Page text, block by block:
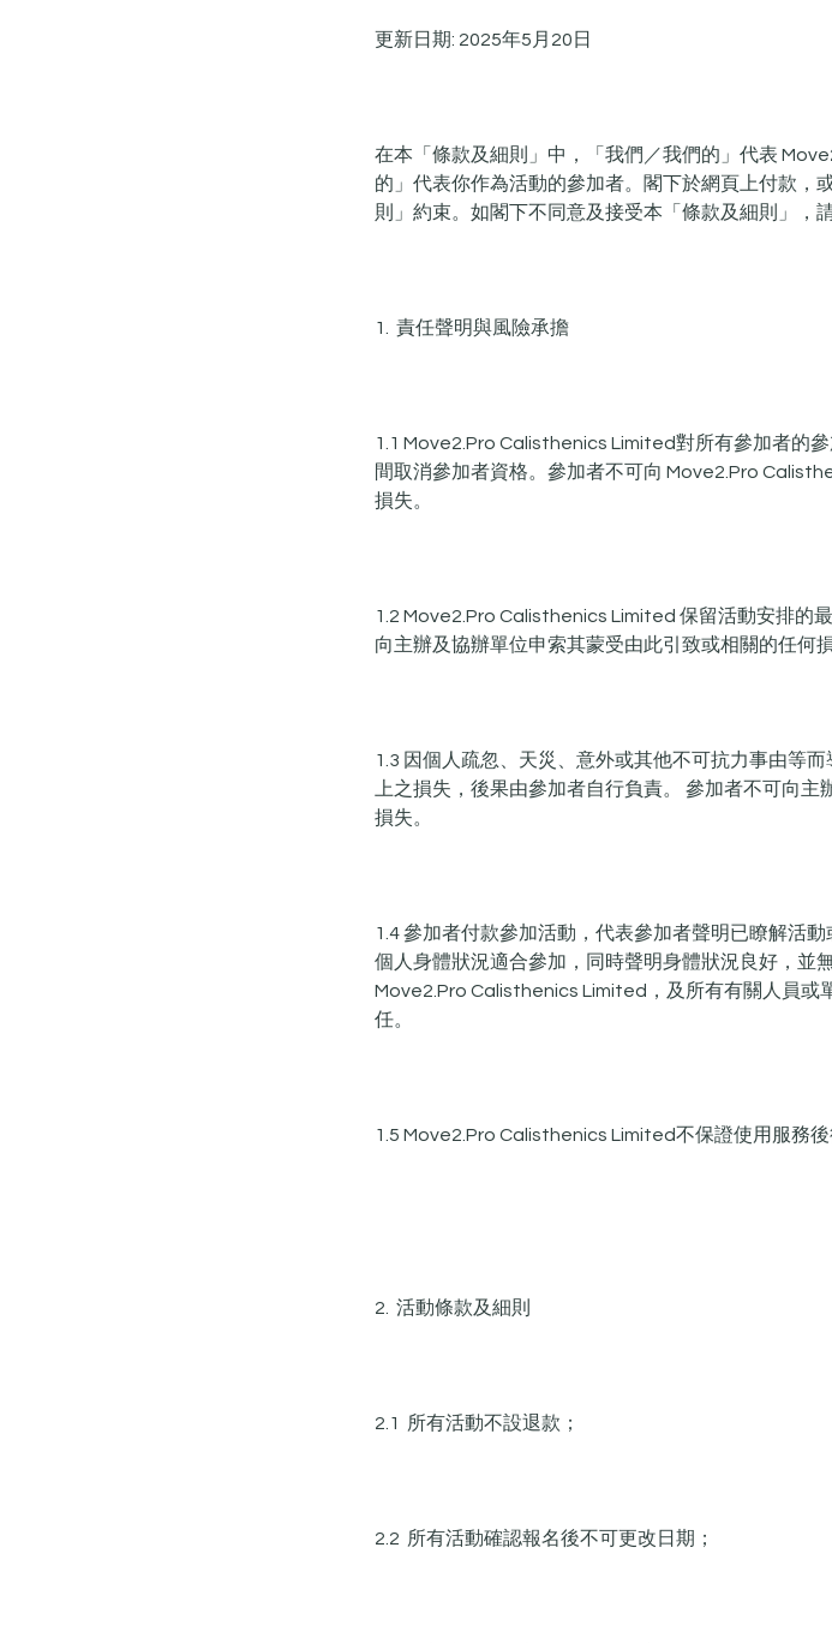
更新日期: 2025年5月20日
在本「條款及細則」中，「我們／我們的」代表
的」代表你作為活動的參加者。閣下於網頁上付款，
則」約束。如閣下不同意及接受本「條款及細則」，
1. 責任聲明與風險承擔
1.1 Move2.Pro Calisthenics Limited對所有參加者的
間取消參加者資格。參加者不可向 Move2.Pro
損失。
1.2 Move2.Pro Calisthenics Limited 保留活動安排的
向主辦及協辦單位申索其蒙受由此引致或相關的任何損
1.3 因個人疏忽、天災、意外或其他不可抗力事由等
上之損失，後果由參加者自行負責。 參加者不可向
損失。
1.4 參加者付款參加活動，代表參加者聲明已瞭解活
個人身體狀況適合參加，同時聲明身體狀況良好，並
Move2.Pro Calisthenics Limited，及所有有關人員或
任。
1.5 Move2.Pro Calisthenics Limited不保證使用服務
2. 活動條款及細則
2.1 所有活動不設退款；
2.2 所有活動確認報名後不可更改日期；